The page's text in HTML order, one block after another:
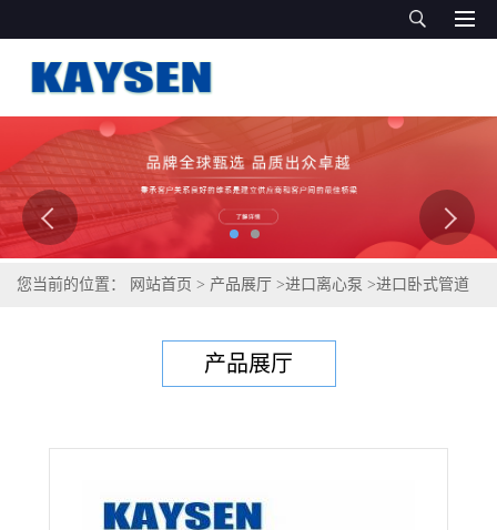
您当前的位置： 网站首页 > 产品展厅 >进口离心泵 >进口卧式管道
产品展厅